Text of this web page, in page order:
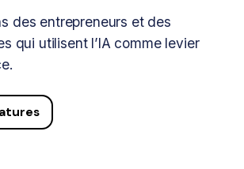
des entrepreneurs et des
qui utilisent l’IA comme levier